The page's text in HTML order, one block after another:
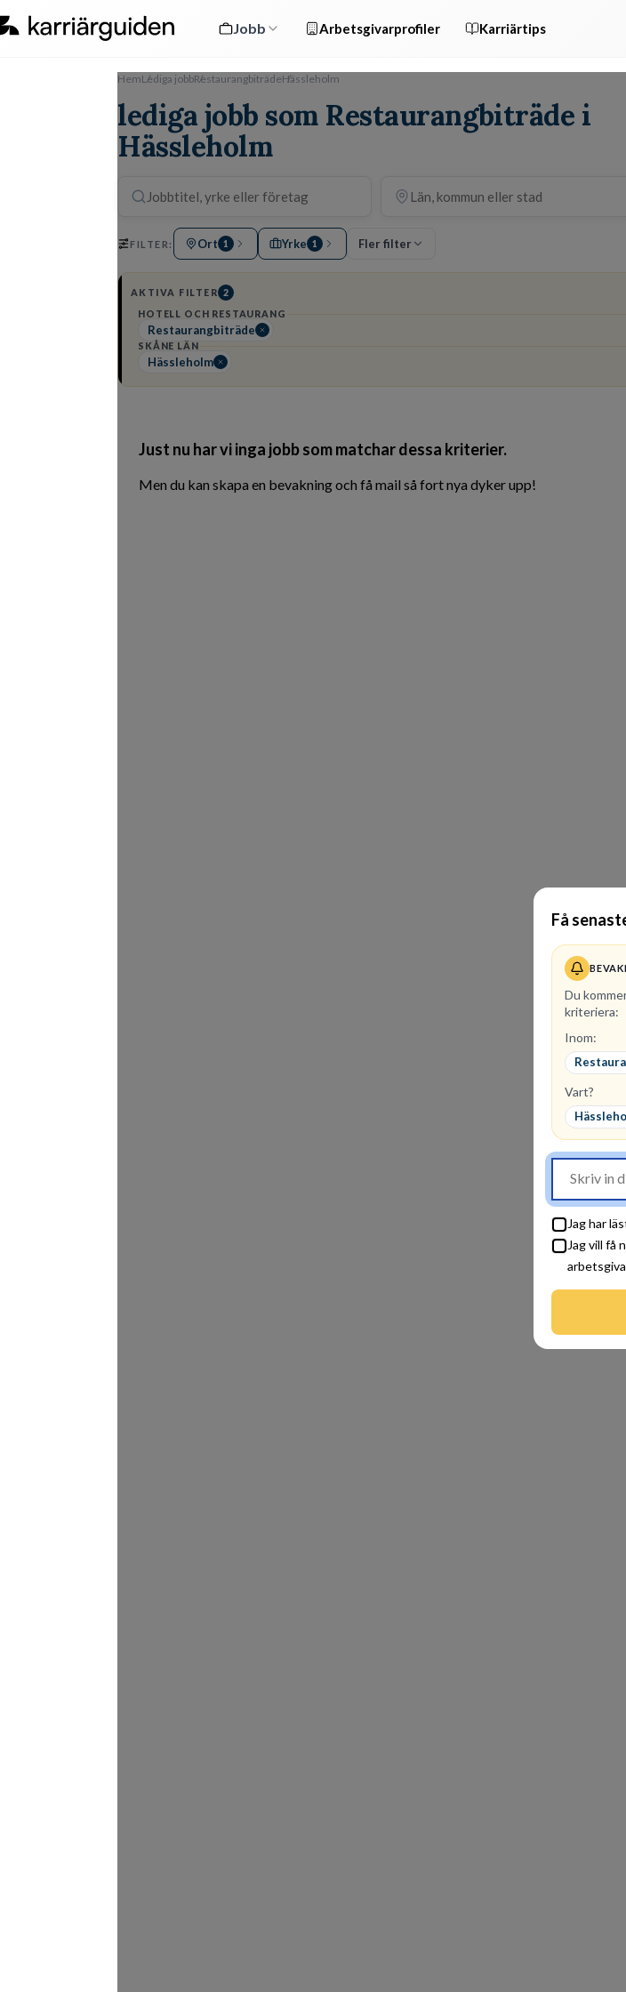
Jobb Arbetsgivarprofiler Karriärtips
Få
Du
kriteriera:
Inom:
Vart?
Jag har
Jag vill få
HemLediga jobbRestaurangbiträdeHässleholm
lediga jobb som Restaurangbiträde i
Hässleholm
FILTER: Ort 1 Yrke 1 Fler filter
AKTIVA FILTER 2
HOTELL OCH RESTAURANG
Restaurangbiträde
SKÅNE LÄN
Hässleholm
Just nu har vi inga jobb som matchar dessa kriterier.
Men du kan skapa en bevakning och få mail så fort nya dyker upp!